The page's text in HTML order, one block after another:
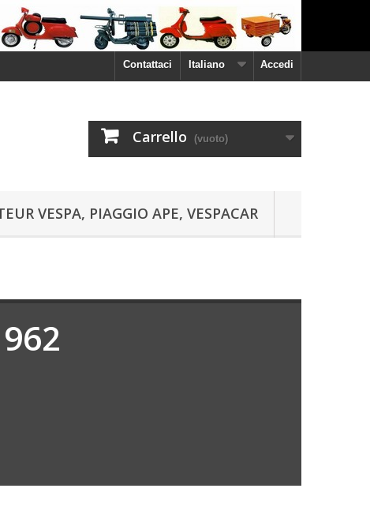
Accedi
Italiano
Contattaci
Carrello (vuoto)
VESPA, PIAGGIO APE, VESPACAR